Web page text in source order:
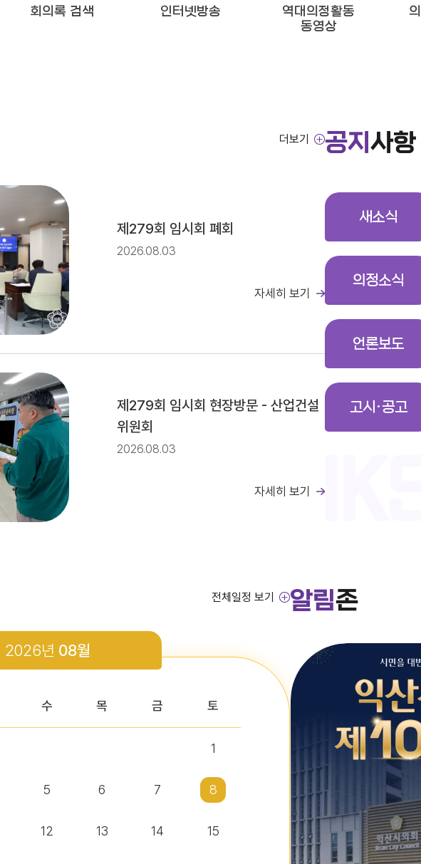
제4회 익산시의회 지방임기제공무원 채용시험 서류전형 합격자 및 면접일정 공고
분기 홍보예산 운용현황
익산시의회(임시회) 의사일정(안)
산시의회 임시회 집회공고
산시의회 개원
익산시의회 임시회 의사일정(안)
회의록 검색 인터넷방송
역대의정활동
동영상
제279회 임시회 폐회
2026.08.03
자세히 보기
제279회 임시회 현장방문 - 산업건설
위원회
2026.08.03
자세히 보기
더보기 공지 사항
새소식
의정소식
언론보도
고시·공고
2026년 08월
수 목 금 토
1
5 6 7 8
12 13 14 15
전체일정 보기 알림존